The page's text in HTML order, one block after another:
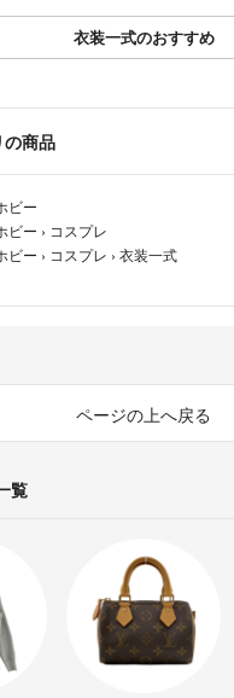
衣装一式のおすすめ
の商品
ビー
ビー › コスプレ
ビー › コスプレ › 衣装一式
ページの上へ戻る
覧